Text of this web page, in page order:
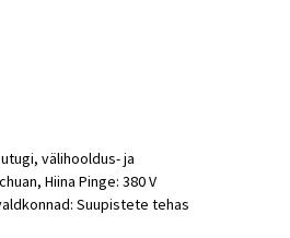
välihooldus- ja
Hiina Pinge: 380 V
Suupistete tehas